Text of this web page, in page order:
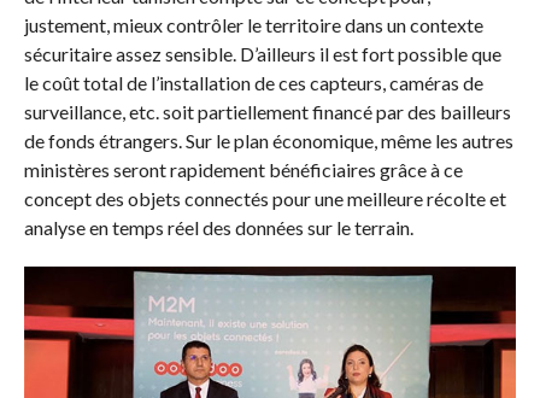
justement, mieux contrôler le territoire dans un contexte
sécuritaire assez sensible. D’ailleurs il est fort possible que
le coût total de l’installation de ces capteurs, caméras de
surveillance, etc. soit partiellement financé par des bailleurs
de fonds étrangers. Sur le plan économique, même les autres
ministères seront rapidement bénéficiaires grâce à ce
concept des objets connectés pour une meilleure récolte et
analyse en temps réel des données sur le terrain.